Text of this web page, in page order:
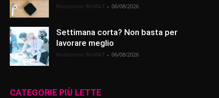
- 06/08/2026
Settimana corta? Non basta per
lavorare meglio
- 06/08/2026
CATEGORIE PIÙ LETTE